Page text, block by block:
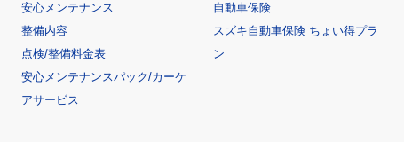
安心メンテナンス
整備内容
点検/整備料金表
安心メンテナンスパック/カーケ
アサービス
自動車保険
スズキ自動車保険 ちょい得プラ
ン